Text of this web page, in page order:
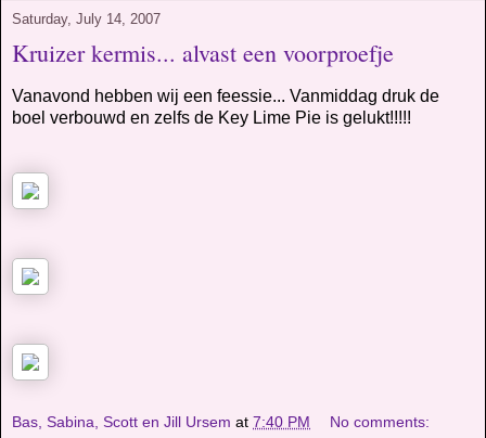
Saturday, July 14, 2007
Kruizer kermis... alvast een voorproefje
Vanavond hebben wij een feessie... Vanmiddag druk de
boel verbouwd en zelfs de Key Lime Pie is gelukt!!!!!
Bas, Sabina, Scott en Jill Ursem at 7:40 PM No comments: